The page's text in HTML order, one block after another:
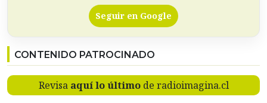
Seguir en Google
CONTENIDO PATROCINADO
Revisa aquí lo últimode radioimagina.cl